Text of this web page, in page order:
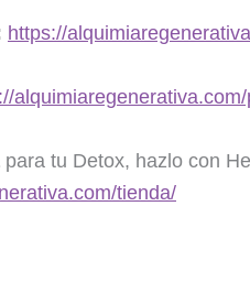
https://
para tu Detox, hazlo con
tienda/